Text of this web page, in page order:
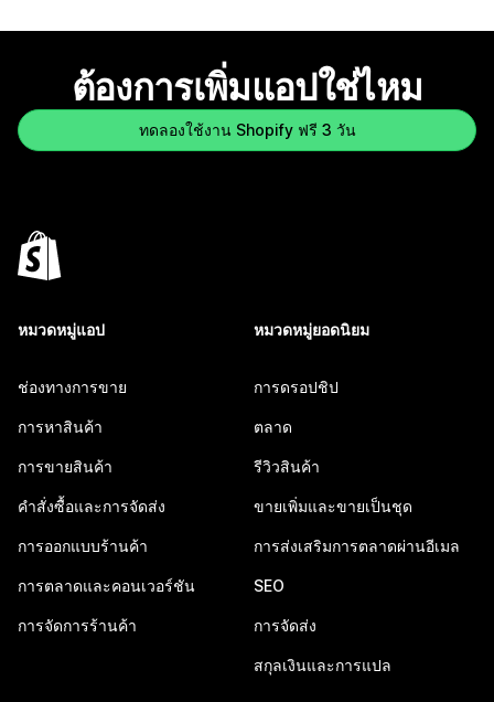
ต้องการเพิ่มแอปใช่ไหม
ทดลองใช้งาน Shopify ฟรี 3 วัน
หมวดหมู่แอป
ช่องทางการขาย
การหาสินค้า
การขายสินค้า
คำสั่งซื้อและการจัดส่ง
การออกแบบร้านค้า
การตลาดและคอนเวอร์ชัน
การจัดการร้านค้า
หมวดหมู่ยอดนิยม
การดรอปชิป
ตลาด
รีวิวสินค้า
ขายเพิ่มและขายเป็นชุด
การส่งเสริมการตลาดผ่านอีเมล
SEO
การจัดส่ง
สกุลเงินและการแปล